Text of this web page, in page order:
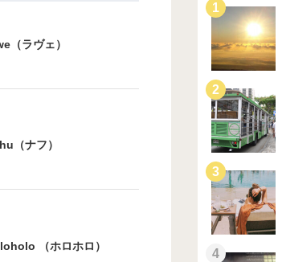
（ラヴェ）
（ナフ）
（ホロホロ）
1
2
3
4